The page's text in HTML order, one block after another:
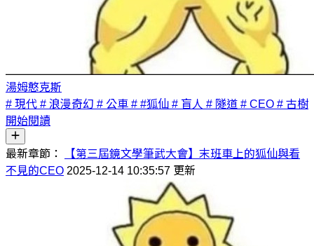
湯姆憨克斯
# 現代 # 浪漫奇幻 # 公車 # #狐仙 # 盲人 # 隧道 # CEO # 古樹
開始閱讀
最新章節：
【第三屆鏡文學筆武大會】末班車上的狐仙與看
不見的CEO 2025-12-14 10:35:57 更新